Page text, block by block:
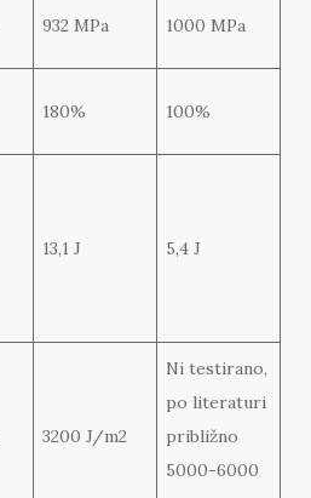
932 MPa 1000 MPa
180% 100%
13,1 J 5,4 J
3200 J/m2
Ni testirano,
po literaturi
približno
5000-6000